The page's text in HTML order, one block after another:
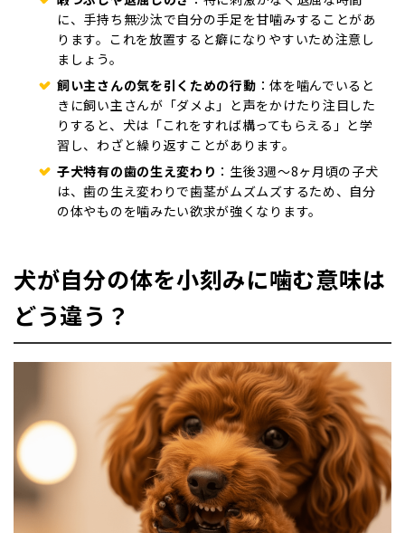
に、手持ち無沙汰で自分の手足を甘噛みすることがあ
ります。これを放置すると癖になりやすいため注意し
ましょう。
飼い主さんの気を引くための行動 ：体を噛んでいると
きに飼い主さんが「ダメよ」と声をかけたり注目した
りすると、犬は「これをすれば構ってもらえる」と学
習し、わざと繰り返すことがあります。
子犬特有の歯の生え変わり ：生後3週〜8ヶ月頃の子犬
は、歯の生え変わりで歯茎がムズムズするため、自分
の体やものを噛みたい欲求が強くなります。
犬が自分の体を小刻みに噛む意味は
どう違う？